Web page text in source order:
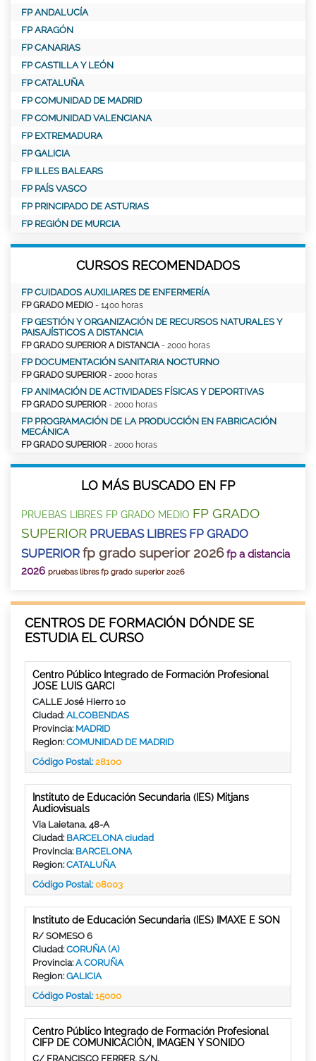
FP ANDALUCÍA
FP ARAGÓN
FP CANARIAS
FP CASTILLA Y LEÓN
FP CATALUÑA
FP COMUNIDAD DE MADRID
FP COMUNIDAD VALENCIANA
FP EXTREMADURA
FP GALICIA
FP ILLES BALEARS
FP PAÍS VASCO
FP PRINCIPADO DE ASTURIAS
FP REGIÓN DE MURCIA
CURSOS RECOMENDADOS
FP CUIDADOS AUXILIARES DE ENFERMERÍA
FP GRADO MEDIO - 1400 horas
FP GESTIÓN Y ORGANIZACIÓN DE RECURSOS NATURALES Y
PAISAJÍSTICOS A DISTANCIA
FP GRADO SUPERIOR A DISTANCIA - 2000 horas
FP DOCUMENTACIÓN SANITARIA NOCTURNO
FP GRADO SUPERIOR - 2000 horas
FP ANIMACIÓN DE ACTIVIDADES FÍSICAS Y DEPORTIVAS
FP GRADO SUPERIOR - 2000 horas
FP PROGRAMACIÓN DE LA PRODUCCIÓN EN FABRICACIÓN
MECÁNICA
FP GRADO SUPERIOR - 2000 horas
LO MÁS BUSCADO EN FP
PRUEBAS LIBRES FP GRADO MEDIO FP GRADO
SUPERIOR PRUEBAS LIBRES FP GRADO
SUPERIOR fp grado superior 2026 fp a distancia
2026 pruebas libres fp grado superior 2026
CENTROS DE FORMACIÓN DÓNDE SE
ESTUDIA EL CURSO
Centro Público Integrado de Formación Profesional
JOSE LUIS GARCI
CALLE José Hierro 10
Ciudad:ALCOBENDAS
Provincia: MADRID
Region:COMUNIDAD DE MADRID
Código Postal:28100
Instituto de Educación Secundaria (IES) Mitjans
Audiovisuals
Via Laietana, 48-A
Ciudad: BARCELONA ciudad
Provincia: BARCELONA
Region:CATALUÑA
Código Postal:08003
Instituto de Educación Secundaria (IES) IMAXE E SON
R/ SOMESO 6
Ciudad:CORUÑA (A)
Provincia:A CORUÑA
Region:GALICIA
Código Postal:15000
Centro Público Integrado de Formación Profesional
CIFP DE COMUNICACIÓN, IMAGEN Y SONIDO
C/ FRANCISCO FERRER, S/N.